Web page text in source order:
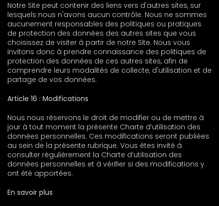
Notre Site peut contenir des liens vers d'autres sites, sur
lesquels nous n'avons aucun contrôle. Nous ne sommes
aucunement responsables des politiques ou pratiques
de protection des données des autres sites que vous
choisissez de visiter à partir de notre Site. Nous vous
invitons donc à prendre connaissance des politiques de
protection des données de ces autres sites, afin de
comprendre leurs modalités de collecte, d'utilisation et de
partage de vos données.
Article 16 : Modifications
Nous nous réservons le droit de modifier ou de mettre à
jour à tout moment la présente Charte d’utilisation des
données personnelles. Ces modifications seront publiées
au sein de la présente rubrique. Vous êtes invité à
consulter régulièrement la Charte d’utilisation des
données personnelles et à vérifier si des modifications y
ont été apportées.
En savoir plus